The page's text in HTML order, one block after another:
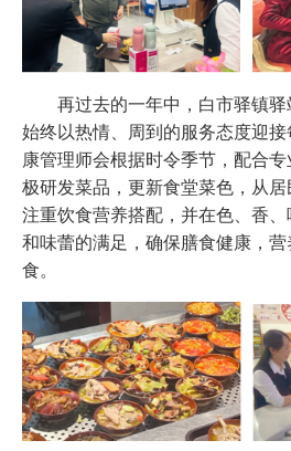
再过去的一年中，白市驿镇
始终以热情、周到的服务态度迎
康管理师会根据时令季节，配合
极研发菜品，更新食堂菜色，从居
注重饮食营养搭配，并在色、香
和味蕾的满足，确保膳食健康，
食。